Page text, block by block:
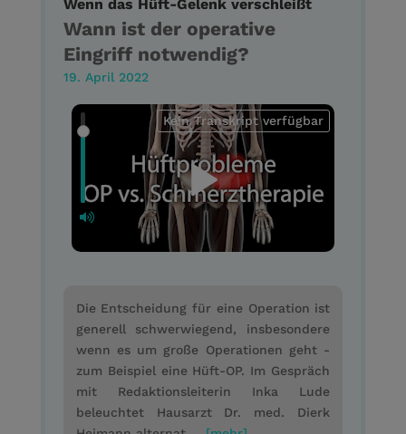
Wenn das Hüft-Gelenk verschleißt
Wann ist der operative
Eingriff notwendig?
19. April 2022
Kein Transkript verfügbar
Die Entscheidung für eine Operation ist
generell schwerwiegend, insbesondere
wenn es um große Operationen geht -
zum Beispiel eine Hüft-OP. Im Gespräch
mit Redaktionsleiterin Inka Lude
beleuchtet Hausarzt Dr. med. Dierk